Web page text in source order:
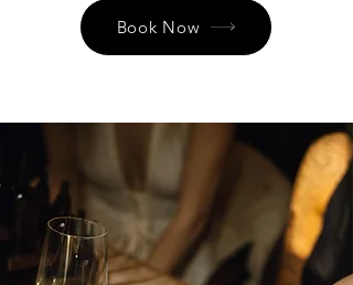
Book Now